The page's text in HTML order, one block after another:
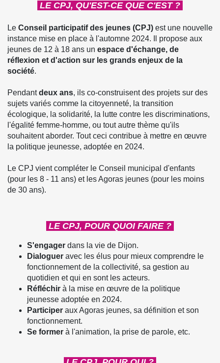
LE CPJ, QU'EST-CE QUE C'EST ?
Le Conseil participatif des jeunes (CPJ) est une nouvelle
instance mise en place à l'automne 2024. Il propose aux
jeunes de 12 à 18 ans un espace d'échange, de
réflexion et d'action sur les grands enjeux de la
société.
Pendantdeux ans, ils co-construisent des projets sur des
sujets variés comme la citoyenneté, la transition
écologique, la solidarité, la lutte contre les discriminations,
l'égalité femme-homme, ou tout autre thème qu'ils
souhaitent aborder. Tout ceci contribue à mettre en œuvre
la politique jeunesse, adoptée en 2024.
Le CPJ vient compléter le Conseil municipal d'enfants
(pour les 8 - 11 ans) et les Agoras jeunes (pour les moins
de 30 ans).
LE CPJ, POUR QUOI FAIRE ?
S'engager dans la vie de Dijon.
Dialoguer avec les élus pour mieux comprendre le
fonctionnement de la collectivité, sa gestion au
quotidien et qui en sont les acteurs.
Réfléchir à la mise en œuvre de la politique
jeunesse adoptée en 2024.
Participer aux Agoras jeunes, sa définition et son
fonctionnement.
Se former à l'animation, la prise de parole, etc.